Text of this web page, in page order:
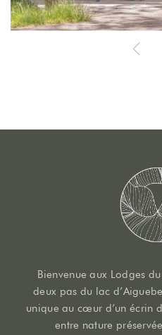
Bienvenue aux Lodges
deux pas du lac
unique au cœur d’un écrin
entre nature